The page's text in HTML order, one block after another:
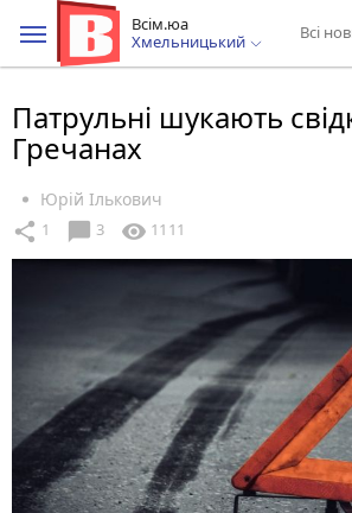
Всім.юа
Хмельницький
Всі
Патрульні шукають
Гречанах
Юрій Ількович
share 1 chat_bubble 3 visibility 1111